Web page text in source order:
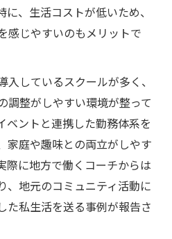
、生活コストが低いため、
感じやすいのもメリットで
しているスクールが多く、
調整がしやすい環境が整って
ベントと連携した勤務体系を
家庭や趣味との両立がしやす
際に地方で働くコーチからは
、地元のコミュニティ活動に
た私生活を送る事例が報告さ